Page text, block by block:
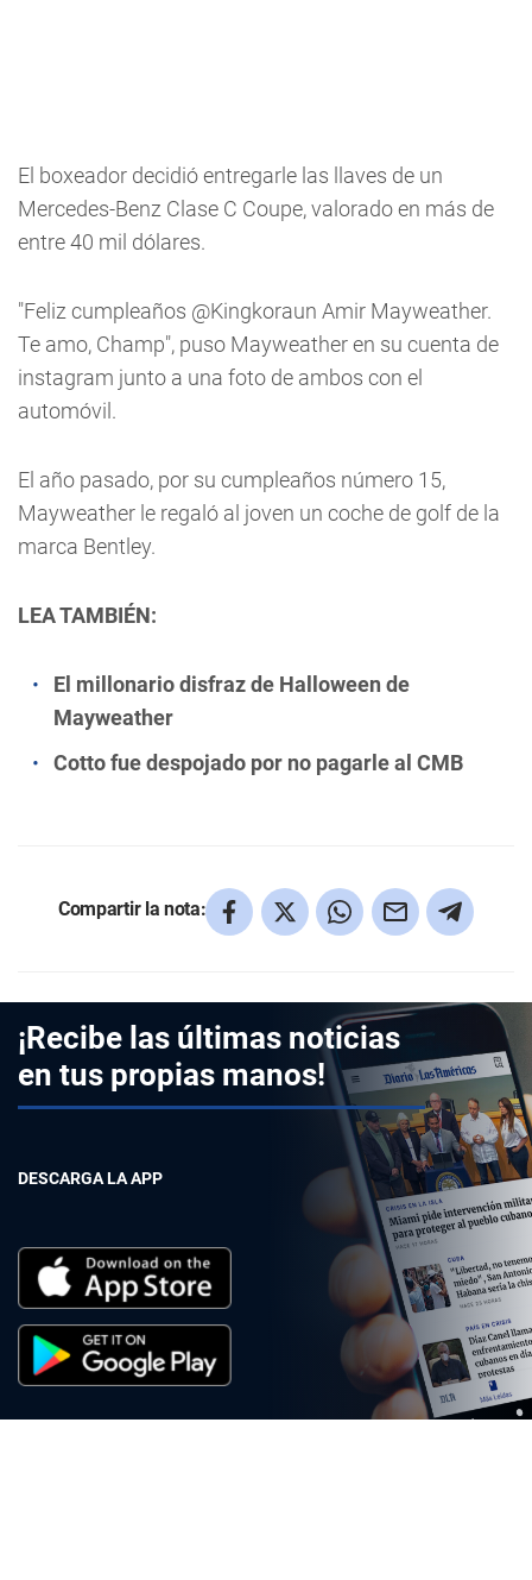
El boxeador decidió entregarle las llaves de un
Mercedes-Benz Clase C Coupe, valorado en más de
entre 40 mil dólares.
"Feliz cumpleaños @Kingkoraun Amir Mayweather.
Te amo, Champ", puso Mayweather en su cuenta de
instagram junto a una foto de ambos con el
automóvil.
El año pasado, por su cumpleaños número 15,
Mayweather le regaló al joven un coche de golf de la
marca Bentley.
LEA TAMBIÉN:
El millonario disfraz de Halloween de
Mayweather
Cotto fue despojado por no pagarle al CMB
Compartir la nota:
¡Recibe las últimas noticias
en tus propias manos!
DESCARGA LA APP